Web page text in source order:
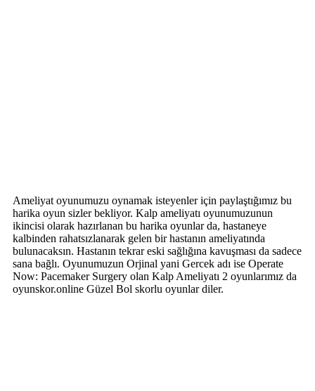
Ameliyat oyunumuzu oynamak isteyenler için paylaştığımız bu
harika oyun sizler bekliyor. Kalp ameliyatı oyunumuzunun
ikincisi olarak hazırlanan bu harika oyunlar da, hastaneye
kalbinden rahatsızlanarak gelen bir hastanın ameliyatında
bulunacaksın. Hastanın tekrar eski sağlığına kavuşması da sadece
sana bağlı. Oyunumuzun Orjinal yani Gercek adı ise Operate
Now: Pacemaker Surgery olan Kalp Ameliyatı 2 oyunlarımız da
oyunskor.online Güzel Bol skorlu oyunlar diler.